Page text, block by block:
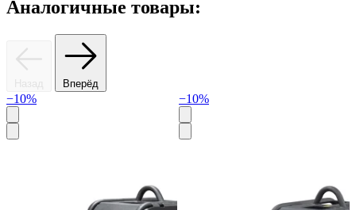
Аналогичные товары:
Назад Вперёд
−10% −10%